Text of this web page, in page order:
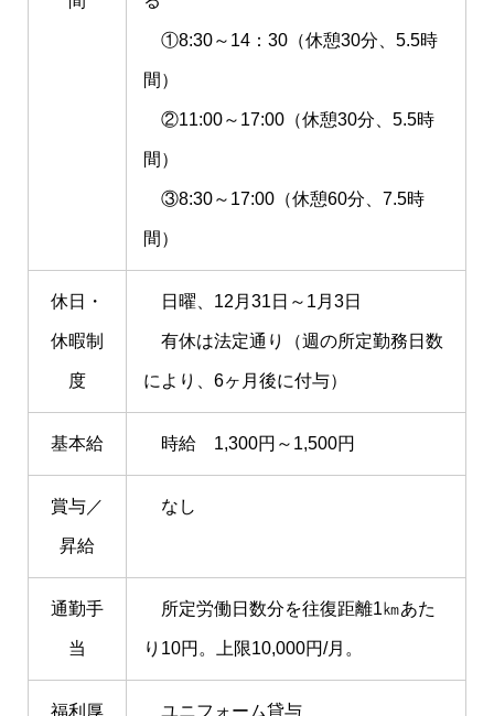
①8:30～14：30（休憩30分、5.5時
間）
②11:00～17:00（休憩30分、5.5時
間）
③8:30～17:00（休憩60分、7.5時
間）
休日・
休暇制
度
日曜、12月31日～1月3日
有休は法定通り（週の所定勤務日数
により、6ヶ月後に付与）
基本給 時給 1,300円～1,500円
賞与／
昇給
なし
通勤手
当
所定労働日数分を往復距離1㎞あた
り10円。上限10,000円/月。
福利厚 ユニフォーム貸与